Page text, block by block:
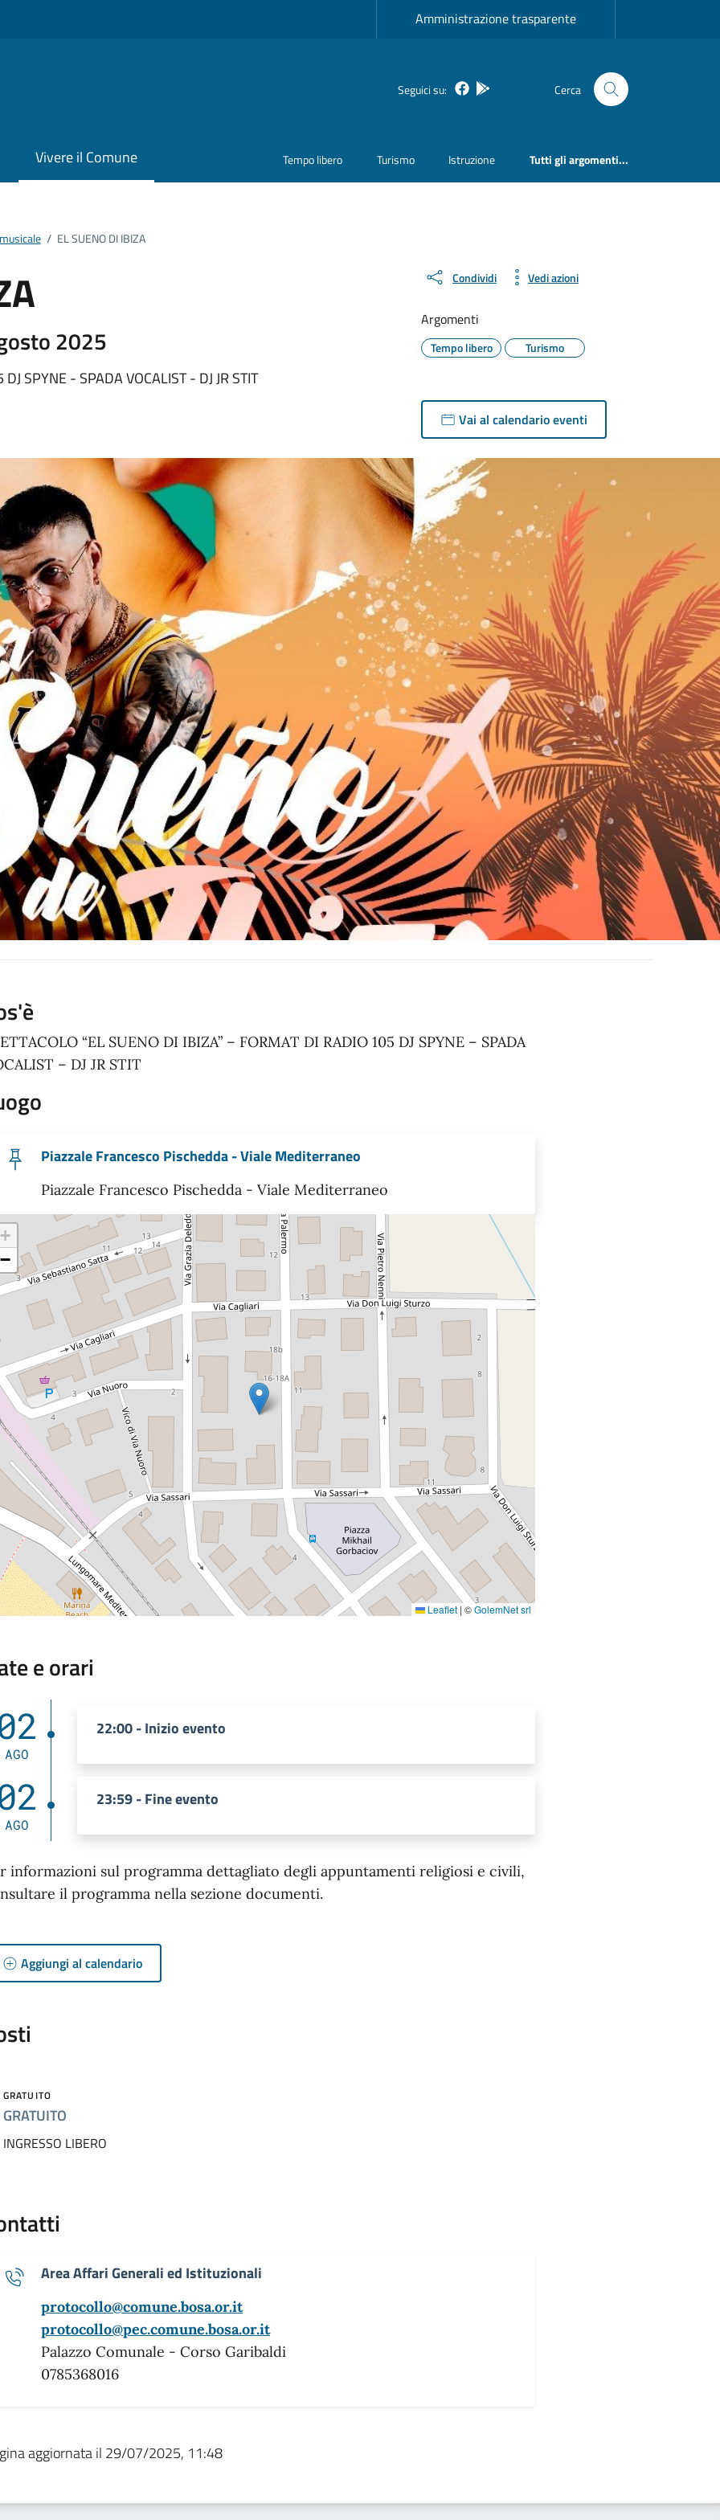
Amministrazione trasparente
Seguici su: FacebookBosa inAppCerca
Vivere il Comune Tempo libero Turismo Istruzione Tutti gli argomenti...
/ EL SUENO DI IBIZA
2025
SPYNE - SPADA VOCALIST - DJ JR STIT
Condividi Vedi azioni
Argomenti
Tempo libero Turismo
Vai al calendario eventi
“EL SUENO DI IBIZA” – FORMAT DI RADIO 105 DJ SPYNE – SPADA
– DJ JR STIT
Piazzale Francesco Pischedda - Viale Mediterraneo
Piazzale Francesco Pischedda - Viale Mediterraneo
+
−
Leaflet | ©GolemNet srl
e orari
AGO
22:00 - Inizio evento
AGO
23:59 - Fine evento
informazioni sul programma dettagliato degli appuntamenti religiosi e civili,
il programma nella sezione documenti.
Aggiungi al calendario
GRATUITO
GRATUITO
INGRESSO LIBERO
Area Affari Generali ed Istituzionali
protocollo@comune.bosa.or.it
protocollo@pec.comune.bosa.or.it
Palazzo Comunale - Corso Garibaldi
0785368016
aggiornata il 29/07/2025, 11:48